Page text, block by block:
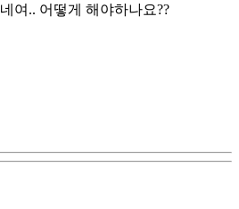
여.. 어떻게 해야하나요??